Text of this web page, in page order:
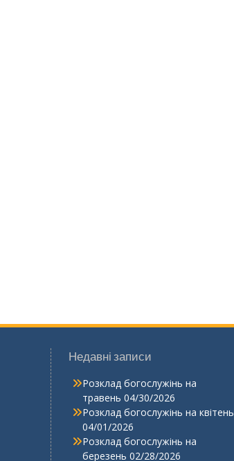
Недавні записи
Розклад богослужінь на
травень 04/30/2026
Розклад богослужінь на квітень
04/01/2026
Розклад богослужінь на
березень 02/28/2026